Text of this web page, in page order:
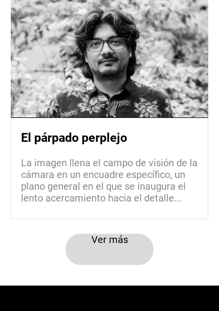
El párpado perplejo
La imagen llena el campo de visión de la
cámara en un encuadre específico, un
plano general en el que se inaugura el
lento acercamiento hacia el detalle...
Ver más